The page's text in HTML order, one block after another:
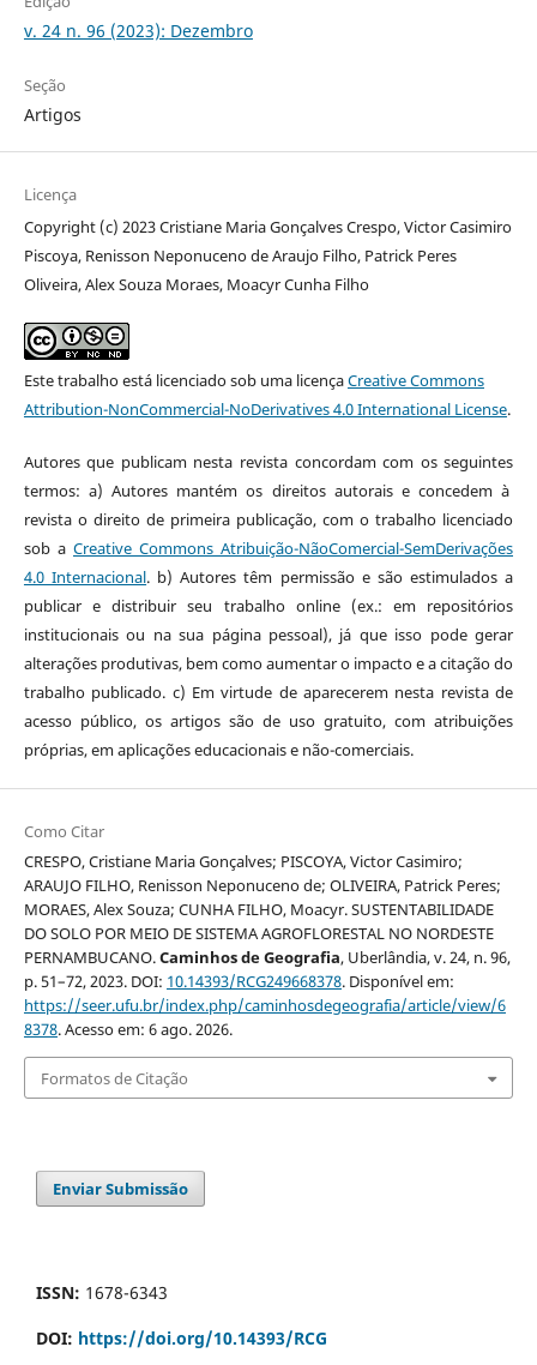
v. 24 n. 96 (2023): Dezembro
Seção
Artigos
Licença
Copyright (c) 2023 Cristiane Maria Gonçalves Crespo, Victor Casimiro
Piscoya, Renisson Neponuceno de Araujo Filho, Patrick Peres
Oliveira, Alex Souza Moraes, Moacyr Cunha Filho
Este trabalho está licenciado sob uma licençaCreative Commons
Attribution-NonCommercial-NoDerivatives 4.0 International License.
Autores que publicam nesta revista concordam com os seguintes
termos: a) Autores mantém os direitos autorais e concedem à
revista o direito de primeira publicação, com o trabalho licenciado
sob a Creative Commons Atribuição-NãoComercial-SemDerivações
4.0 Internacional. b) Autores têm permissão e são estimulados a
publicar e distribuir seu trabalho online (ex.: em repositórios
institucionais ou na sua página pessoal), já que isso pode gerar
alterações produtivas, bem como aumentar o impacto e a citação do
trabalho publicado. c) Em virtude de aparecerem nesta revista de
acesso público, os artigos são de uso gratuito, com atribuições
próprias, em aplicações educacionais e não-comerciais.
Como Citar
CRESPO, Cristiane Maria Gonçalves; PISCOYA, Victor Casimiro;
ARAUJO FILHO, Renisson Neponuceno de; OLIVEIRA, Patrick Peres;
MORAES, Alex Souza; CUNHA FILHO, Moacyr. SUSTENTABILIDADE
DO SOLO POR MEIO DE SISTEMA AGROFLORESTAL NO NORDESTE
PERNAMBUCANO.Caminhos de Geografia, Uberlândia, v. 24, n. 96,
p. 51–72, 2023. DOI: 10.14393/RCG249668378. Disponível em:
https://seer.ufu.br/index.php/caminhosdegeografia/article/view/6
8378. Acesso em: 6 ago. 2026.
Formatos de Citação
Enviar Submissão
ISSN: 1678-6343
DOI: https://doi.org/10.14393/RCG